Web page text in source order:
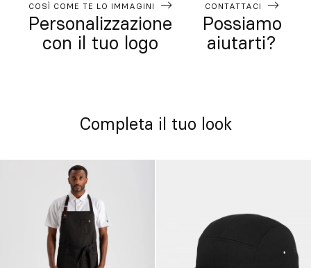
COSÌ COME TE LO IMMAGINI
Personalizzazione
con il tuo logo
CONTATTACI
Possiamo
aiutarti?
Completa il tuo look